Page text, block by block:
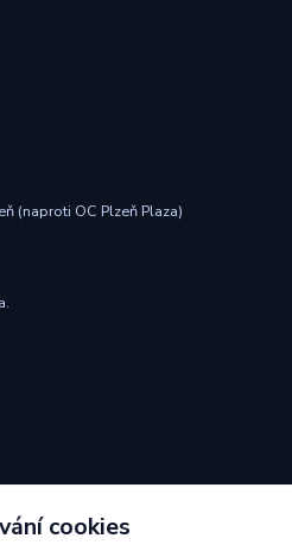
(naproti OC Plzeň Plaza)
i bezpečná online platba
cookies